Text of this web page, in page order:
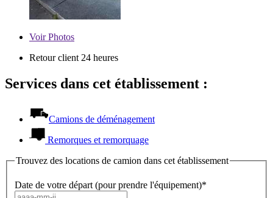
VoirPhotos
Retour client 24 heures
Services dans cet établissement :
Camions de déménagement
Remorques et remorquage
Trouvez des locations de camion dans cet établissement
Date de votre départ (pour prendre l'équipement)*